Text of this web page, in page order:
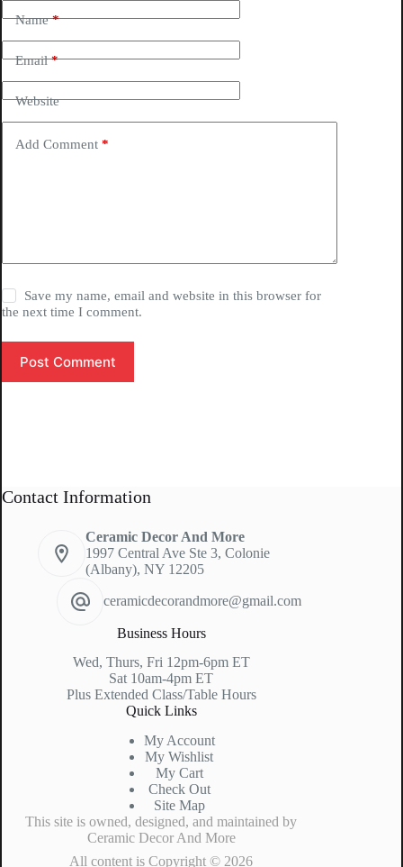
Name*
Email*
Website
Add Comment *
Save my name, email and website in this browser for
the next time I comment.
Post Comment
Contact Information
Ceramic Decor And More
1997 Central Ave Ste 3, Colonie
(Albany), NY 12205
ceramicdecorandmore@gmail.com
Business Hours
Wed, Thurs, Fri 12pm-6pm ET
Sat 10am-4pm ET
Plus Extended Class/Table Hours
Quick Links
My Account
My Wishlist
My Cart
Check Out
Site Map
This site is owned, designed, and maintained by
Ceramic Decor And More
All content is Copyright © 2026